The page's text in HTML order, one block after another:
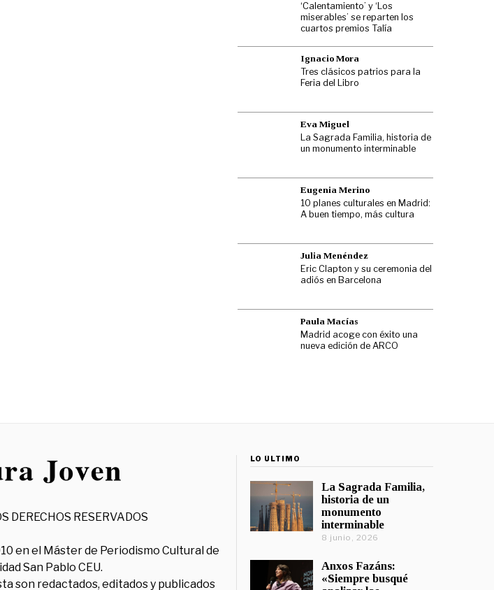
‘Calentamiento’ y ‘Los
miserables’ se reparten los
cuartos premios Talía
Ignacio Mora
Tres clásicos patrios para la
Feria del Libro
Eva Miguel
La Sagrada Familia, historia de
un monumento interminable
Eugenia Merino
10 planes culturales en Madrid:
A buen tiempo, más cultura
Julia Menéndez
Eric Clapton y su ceremonia del
adiós en Barcelona
Paula Macías
Madrid acoge con éxito una
nueva edición de ARCO
DERECHOS RESERVADOS
en el Máster de Periodismo Cultural de
San Pablo CEU.
son redactados, editados y publicados
LO ÚLTIMO
La Sagrada Familia,
historia de un
monumento
interminable
8 junio, 2026
Anxos Fazáns:
«Siempre busqué